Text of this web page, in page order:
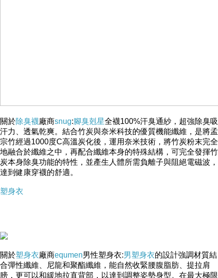
品牌介紹
關於除臭襪廠商snug:腳臭剋星全襪100%汗臭通紗，超強除臭吸
汗力、透氣乾爽。結合竹炭與奈米科技的優質機能纖維，是將孟
宗竹經過1000度C高溫炭化後，運用奈米技術，將竹炭粉末完全
地融合於纖維之中，再配合纖維本身的特殊結構，可完全發揮竹
炭本身除臭功能的特性，並產生人體所需負離子與阻絕電磁波，
達到健康穿襪的舒適。
塑身衣
關於塑身衣廠商equmen男性塑身衣:男塑身衣的設計強調材質結
合彈性纖維、尼龍和聚酯纖維，能自然收緊腰腹脂肪、提拉肩
膀，更可以和緩地拉直背部，以達到調整姿勢身型。在最大極限